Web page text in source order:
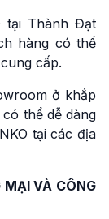
tại Thành Đạt
hàng có thể
cấp.
ở khắp
thể dễ dàng
tại các địa
VÀ CÔNG